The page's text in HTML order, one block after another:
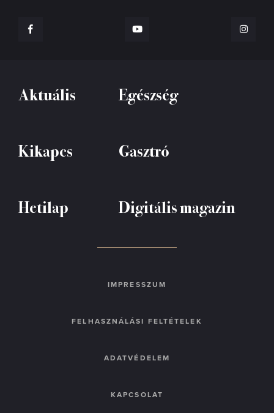
Aktuális Egészség
Kikapcs Gasztró
Hetilap Digitális magazin
IMPRESSZUM
FELHASZNÁLÁSI FELTÉTELEK
ADATVÉDELEM
KAPCSOLAT